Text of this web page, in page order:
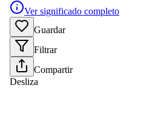
Ver significado completo
Guardar
Filtrar
Compartir
Desliza